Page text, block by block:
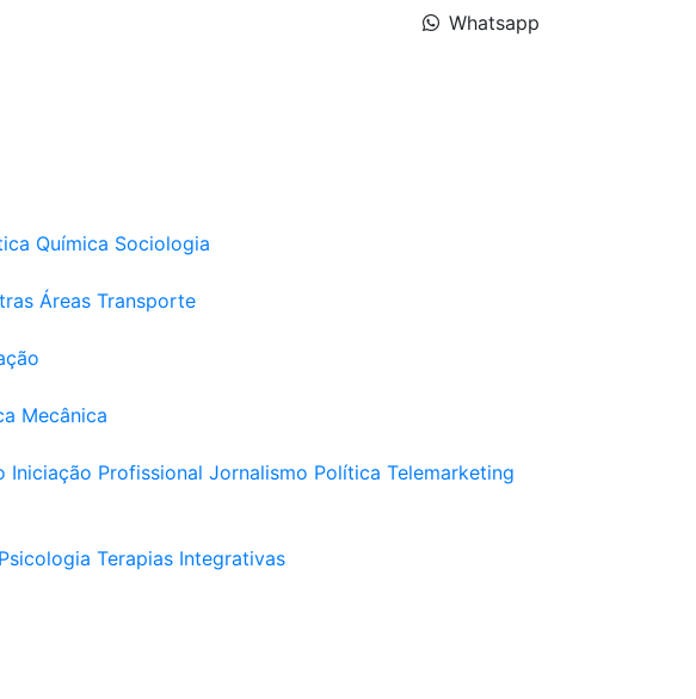
Whatsapp
Química Sociologia
Áreas Transporte
Mecânica
Iniciação Profissional Jornalismo Política Telemarketing
Psicologia Terapias Integrativas